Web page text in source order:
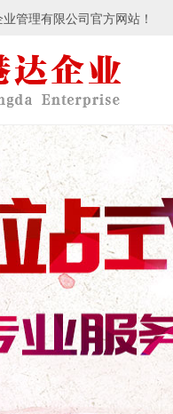
管理有限公司官方网站！